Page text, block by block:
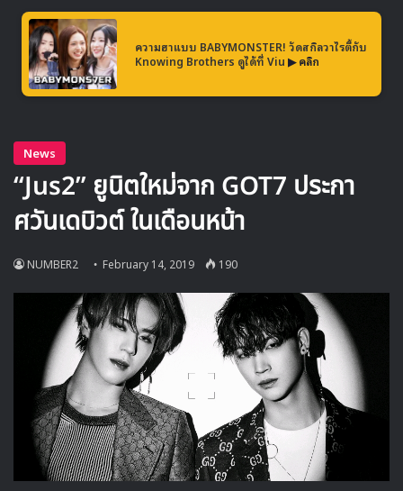
ความฮาแบบ BABYMONSTER! วัดสกิลวาไรตี้กับ
Knowing Brothers ดูได้ที่ Viu ▶ คลิก